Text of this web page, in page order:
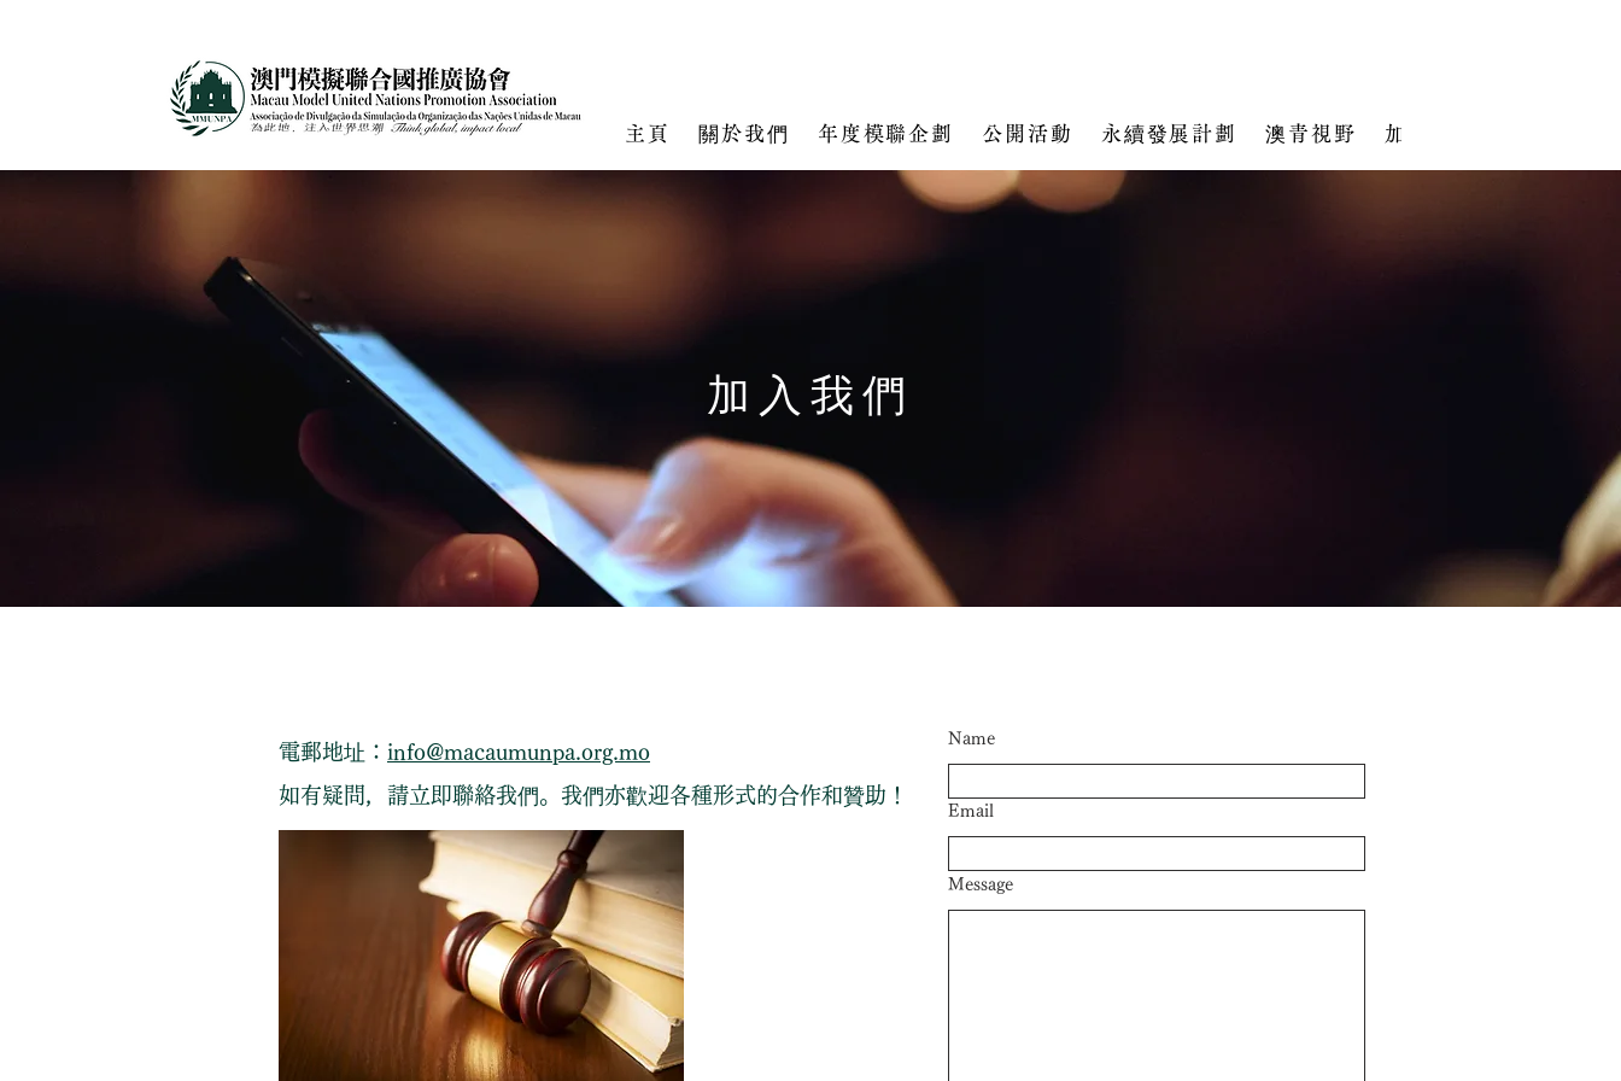
主頁 關於我們 年度模聯企劃 公開活動 永續發展計劃 澳青視野 加入我們
加入我們
電郵地址： info@macaumunpa.org.mo
如有疑問，請立即聯絡我們。我們亦歡迎各種形式的合作和贊助！
Name
Email
Message